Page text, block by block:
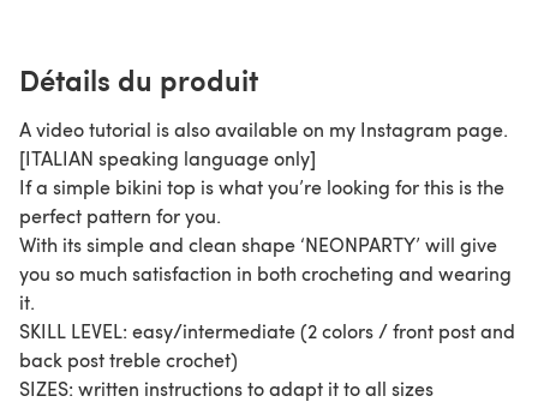
Détails du produit
A video tutorial is also available on my Instagram page.
[ITALIAN speaking language only]
If a simple bikini top is what you’re looking for this is the
perfect pattern for you.
With its simple and clean shape ‘NEONPARTY’ will give
you so much satisfaction in both crocheting and wearing
it.
SKILL LEVEL: easy/intermediate (2 colors / front post and
back post treble crochet)
SIZES: written instructions to adapt it to all sizes